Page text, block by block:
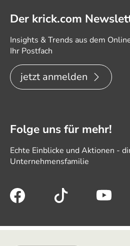
Der krick.com
Insights & Trends aus dem
Ihr Postfach
jetzt anmelden
Folge uns für mehr!
Echte Einblicke und Aktionen -
Unternehmensfamilie